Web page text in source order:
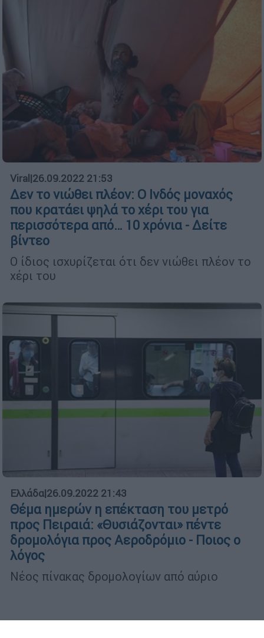
Viral |26.09.2022 21:53
Δεν το νιώθει πλέον: Ο Ινδός μοναχός
που κρατάει ψηλά το χέρι του για
περισσότερα από… 10 χρόνια - Δείτε
βίντεο
Ο ίδιος ισχυρίζεται ότι δεν νιώθει πλέον το
χέρι του
Ελλάδα|26.09.2022 21:43
Θέμα ημερών η επέκταση του μετρό
προς Πειραιά: «Θυσιάζονται» πέντε
δρομολόγια προς Αεροδρόμιο - Ποιος ο
λόγος
Νέος πίνακας δρομολογίων από αύριο